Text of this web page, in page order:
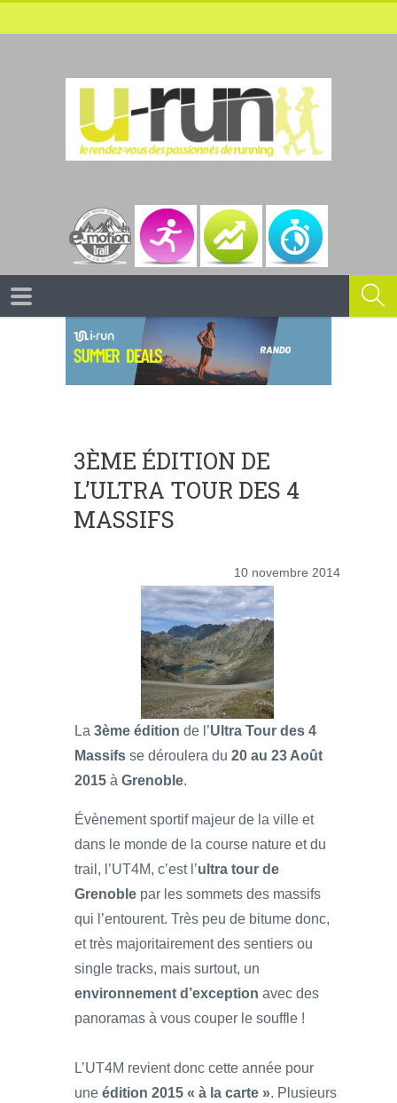
3ÈME ÉDITION DE
L’ULTRA TOUR DES 4
MASSIFS
10 novembre 2014
La 3ème édition de l’Ultra Tour des 4
Massifs se déroulera du 20 au 23 Août
2015 à Grenoble.
Évènement sportif majeur de la ville et
dans le monde de la course nature et du
trail, l’UT4M, c’est l’ultra tour de
Grenoble par les sommets des massifs
qui l’entourent. Très peu de bitume donc,
et très majoritairement des sentiers ou
single tracks, mais surtout, un
environnement d’exception avec des
panoramas à vous couper le souffle !
L’UT4M revient donc cette année pour
une édition 2015 « à la carte ». Plusieurs